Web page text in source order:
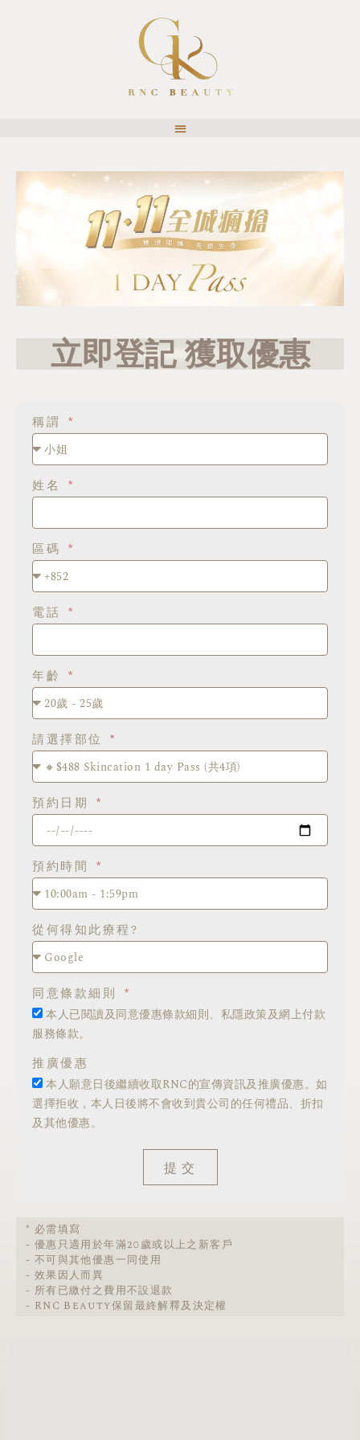
立即登記 獲取優惠
稱謂
姓名
區碼
電話
年齡
請選擇部位
預約日期
預約時間
從何得知此療程?
同意條款細則
本人已閱讀及同意優惠條款細則、私隱政策及網上付款
服務條款。
推廣優惠
本人願意日後繼續收取RNC的宣傳資訊及推廣優惠。如
選擇拒收，本人日後將不會收到貴公司的任何禮品、折扣
及其他優惠。
提交
* 必需填寫
- 優惠只適用於年滿20歲或以上之新客戶
- 不可與其他優惠一同使用
- 效果因人而異
- 所有已繳付之費用不設退款
- RNC Beauty保留最終解釋及決定權